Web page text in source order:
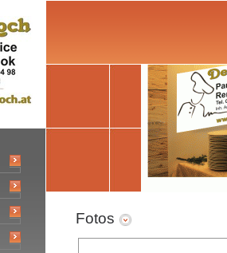
Fotos